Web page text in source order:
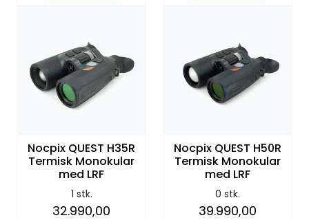
Nocpix QUEST H35R
Termisk Monokular
med LRF
1 stk.
32.990,00
Nocpix QUEST H50R
Termisk Monokular
med LRF
0 stk.
39.990,00